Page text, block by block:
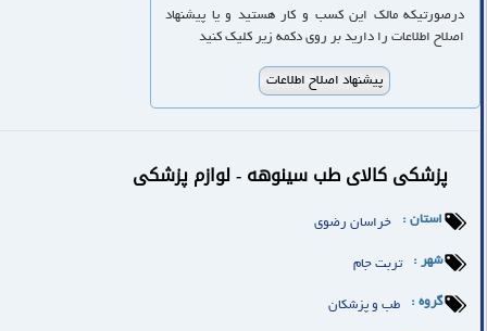
درصورتیکه مالک این کسب و کار هستید و یا پیشنهاد
اصلاح اطلاعات را دارید بر روی دکمه زیر کلیک کنید
پیشنهاد اصلاح اطلاعات
پزشکی کالای طب سینوهه - لوازم پزشکی
استان : خراسان رضوی
شهر : تربت جام
گروه : طب و پزشکان